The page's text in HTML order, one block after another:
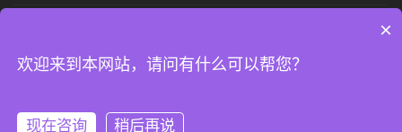
14007327号-1 TAG聚合
×
欢迎来到本网站，请问有什么可以帮您？
现在咨询 稍后再说